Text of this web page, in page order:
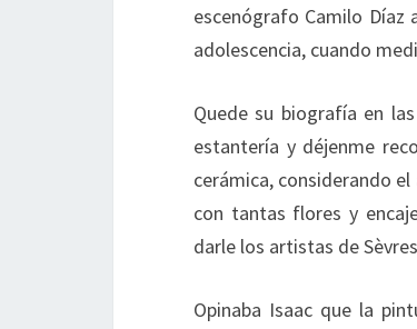
escenógrafo Camilo Díaz
adolescencia, cuando
Quede su biografía en
estantería y déjenme
cerámica, considerando
con tantas flores y
darle los artistas de
Opinaba Isaac que la